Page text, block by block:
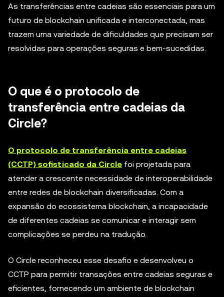
As transferências entre cadeias são essenciais para um
futuro de blockchain unificada e interconectada, mas
trazem uma variedade de dificuldades que precisam ser
resolvidas para operações seguras e bem-sucedidas.
O que é o protocolo de
transferência entre cadeias da
Circle?
O protocolo de transferência entre cadeias
(CCTP) sofisticado da Circle foi projetada para
atender a crescente necessidade de interoperabilidade
entre redes de blockchain diversificadas. Com a
expansão do ecossistema blockchain, a incapacidade
de diferentes cadeias se comunicar e interagir sem
complicações se perdeu na tradução.
O Circle reconheceu esse desafio e desenvolveu o
CCTP para permitir transações entre cadeias seguras e
eficientes, fornecendo um ambiente de blockchain